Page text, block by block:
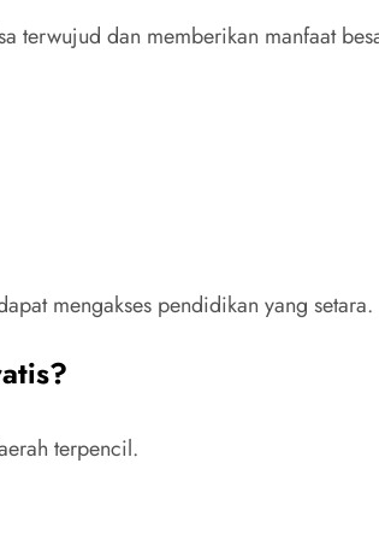
terwujud dan memberikan manfaat
mengakses pendidikan yang setara.
terpencil.